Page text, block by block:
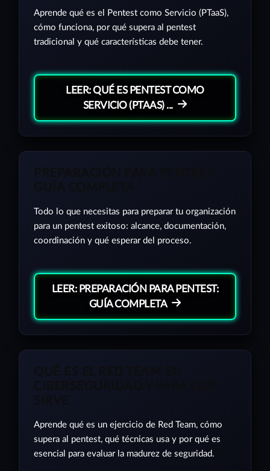
Aprende qué es el Pentest como Servicio (PTaaS),
cómo funciona, por qué supera al pentest
tradicional y qué características debe tener.
LEER: QUÉ ES PENTEST COMO
SERVICIO (PTAAS) ...
Todo lo que necesitas para preparar tu organización
para un pentest exitoso: alcance, documentación,
coordinación y qué esperar del proceso.
LEER: PREPARACIÓN PARA PENTEST:
GUÍA COMPLETA
Aprende qué es un ejercicio de Red Team, cómo
supera al pentest, qué técnicas usa y por qué es
esencial para evaluar la madurez de seguridad.